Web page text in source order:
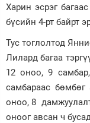
Харин эсрэг
бүсийн 4-рт байрт
Тус тоглолтод
Лилард багаа
12 оноо, 9
самбараас
оноо, 8
оноог авсан ч